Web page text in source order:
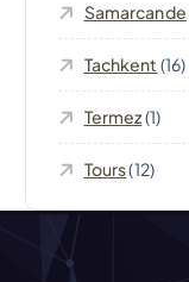
Samarcande
Tachkent (16)
Termez(1)
Tours(12)